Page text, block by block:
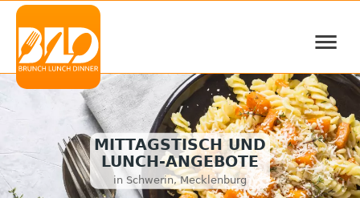
≡
MITTAGSTISCH UND
LUNCH-ANGEBOTE
in Schwerin, Mecklenburg